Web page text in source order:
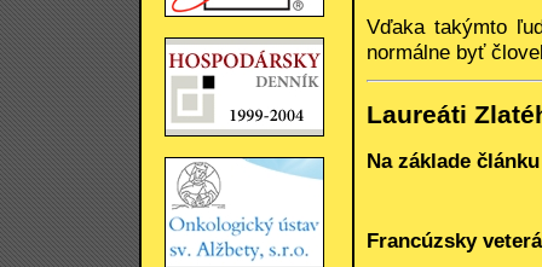
Vďaka takýmto
normálne byť
Laureáti
Na základe
Francúzsky